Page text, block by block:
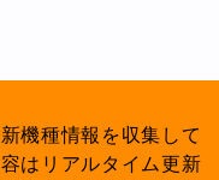
機種情報を収集して
はリアルタイム更新